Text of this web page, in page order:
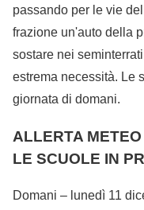
passando per le vie
frazione un'auto della
sostare nei
estrema necessità. Le
giornata di domani.
ALLERTA
LE SCUOLE IN
Domani – lunedì 11